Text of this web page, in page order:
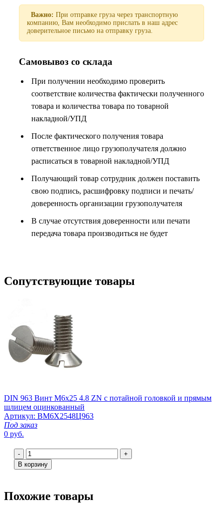
Важно: При отправке груза через транспортную
компанию, Вам необходимо прислать в наш адрес
доверительное письмо на отправку груза.
Самовывоз со склада
При получении необходимо проверить
соответствие количества фактически полученного
товара и количества товара по товарной
накладной/УПД
После фактического получения товара
ответственное лицо грузополучателя должно
расписаться в товарной накладной/УПД
Получающий товар сотрудник должен поставить
свою подпись, расшифровку подписи и печать/
доверенность организации грузополучателя
В случае отсутствия доверенности или печати
передача товара производиться не будет
Сопутствующие товары
DIN 963 Винт М6х25 4.8 ZN с потайной головкой и прямым
шлицем оцинкованный
Артикул: ВМ6Х2548Ц963
Под заказ
0 руб.
-
+
В корзину
Похожие товары